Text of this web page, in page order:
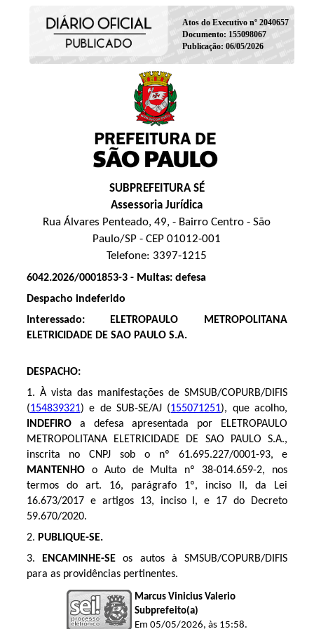
Atos do Executivo nº 2040657
Documento: 155098067
Publicação: 06/05/2026
SUBPREFEITURA SÉ
Assessoria Jurídica
Rua Álvares Penteado, 49, - Bairro Centro - São
Paulo/SP - CEP 01012-001
Telefone: 3397-1215
6042.2026/0001853-3 - Multas: defesa
Despacho indeferido
Interessado: ELETROPAULO METROPOLITANA
ELETRICIDADE DE SAO PAULO S.A.
DESPACHO:
1. À vista das manifestações de SMSUB/COPURB/DIFIS
(154839321) e de SUB-SE/AJ (155071251), que acolho,
INDEFIROa defesa apresentada por ELETROPAULO
METROPOLITANA ELETRICIDADE DE SAO PAULO S.A.,
inscrita no CNPJ sob o nº 61.695.227/0001-93, e
MANTENHO o Auto de Multa nº 38-014.659-2, nos
termos do art. 16, parágrafo 1º, inciso II, da Lei
16.673/2017 e artigos 13, inciso I, e 17 do Decreto
59.670/2020.
2. PUBLIQUE-SE.
3.
ENCAMINHE-SEos autos à SMSUB/COPURB/DIFIS
para as providências pertinentes.
Marcus Vinicius Valerio
Subprefeito(a)
Em 05/05/2026, às 15:58.